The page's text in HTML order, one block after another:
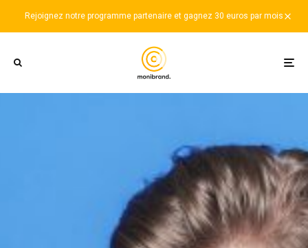
Rejoignez notre programme partenaire et gagnez 30 euros par mois